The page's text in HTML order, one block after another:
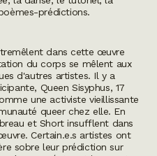
prédictions.
dans cette œuvre
du corps se mêlent aux
d'autres artistes. Il y a
Queen Sisyphus, 17
une activiste vieillissante
queer chez elle. En
et Short insufflent dans
Certain.e.s artistes ont
sobre leur prédiction sur